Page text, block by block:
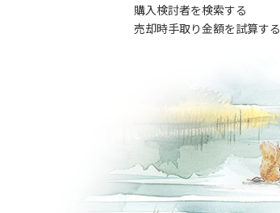
購入検討者を検索する
売却時手取り金額を試算する